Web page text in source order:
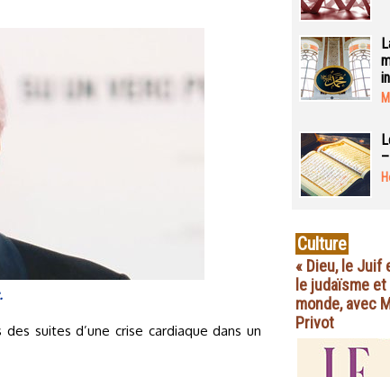
suites d’une crise cardiaque dans un
Culture
« Dieu, le Juif
le judaïsme
monde, avec
Privot